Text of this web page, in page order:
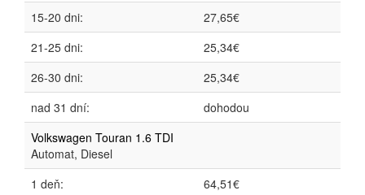
15-20 dni:
27,65€
21-25 dni:
25,34€
26-30 dni:
25,34€
nad 31 dní:
dohodou
Volkswagen Touran 1.6 TDI
Automat, Diesel
1 deň:
64,51€